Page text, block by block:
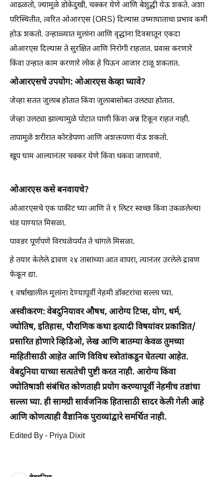
आढळतो, ज्यामुळे डोकेदुखी, चक्कर येणे आणि बेशुद्धी येऊ शकते. अशा
परिस्थितीत, त्वरित ओआरएस (ORS) दिल्यास उष्माघाताचा प्रभाव कमी
होऊ शकतो. उन्हाळ्यात मुलांना आणि वृद्धांना दिवसातून एकदा
ओआरएस दिल्यास ते सुरक्षित आणि निरोगी राहतात. प्रवास करणारे
किंवा उन्हात काम करणारे लोक हे पिऊन आजार टाळू शकतात.
ओआरएसचे उपयोग: ओआरएस केव्हा घ्यावे?
जेव्हा सतत जुलाब होतात किंवा जुलाबासोबत उलट्या होतात.
जेव्हा उलट्या झाल्यामुळे पोटात पाणी किंवा अन्न टिकून राहत नाही.
तापामुळे शरीरात कोरडेपणा आणि अशक्तपणा येऊ शकतो.
खूप घाम आल्यानंतर चक्कर येणे किंवा थकवा जाणवणे.
ओआरएस कसे बनवायचे?
ओआरएसचे एक पाकीट घ्या आणि ते १ लिटर स्वच्छ किंवा उकळलेल्या
थंड पाण्यात मिसळा.
पावडर पूर्णपणे विरघळेपर्यंत ते चांगले मिसळा.
हे तयार केलेले द्रावण २४ तासांच्या आत वापरा, त्यानंतर उरलेले द्रावण
फेकून द्या.
१ वर्षाखालील मुलांना देण्यापूर्वी नेहमी डॉक्टरांचा सल्ला घ्या.
अस्वीकरण: वेबदुनियावर औषध, आरोग्य टिप्स, योग, धर्म,
ज्योतिष, इतिहास, पौराणिक कथा इत्यादी विषयांवर प्रकाशित/
प्रसारित होणारे व्हिडिओ, लेख आणि बातम्या केवळ तुमच्या
माहितीसाठी आहेत आणि विविध स्त्रोतांकडून घेतल्या आहेत.
वेबदुनिया याच्या सत्यतेची पुष्टी करत नाही. आरोग्य किंवा
ज्योतिषाशी संबंधित कोणताही प्रयोग करण्यापूर्वी नेहमीच तज्ञांचा
सल्ला घ्या. ही सामग्री सार्वजनिक हितासाठी सादर केली गेली आहे
आणि कोणत्याही वैज्ञानिक पुराव्यांद्वारे समर्थित नाही.
Edited By - Priya Dixit